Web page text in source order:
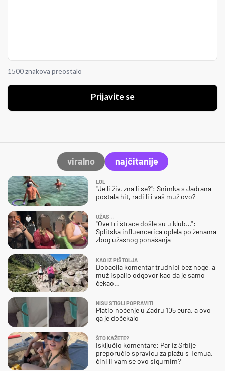
1500 znakova preostalo
Prijavite se
viralno najčitanije
LOL
"Je li živ, zna li se?": Snimka s Jadrana
postala hit, radi li i vaš muž ovo?
UŽAS…
"Ove tri štrace došle su u klub…":
Splitska influencerica oplela po ženama
zbog užasnog ponašanja
KAO IZ PIŠTOLJA
Dobacila komentar trudnici bez noge, a
muž ispalio odgovor kao da je samo
čekao…
NISU STIGLI POPRAVITI
Platio noćenje u Zadru 105 eura, a ovo
ga je dočekalo
ŠTO KAŽETE?
Isključio komentare: Par iz Srbije
preporučio spravicu za plažu s Temua,
čini li vam se ovo sigurnim?